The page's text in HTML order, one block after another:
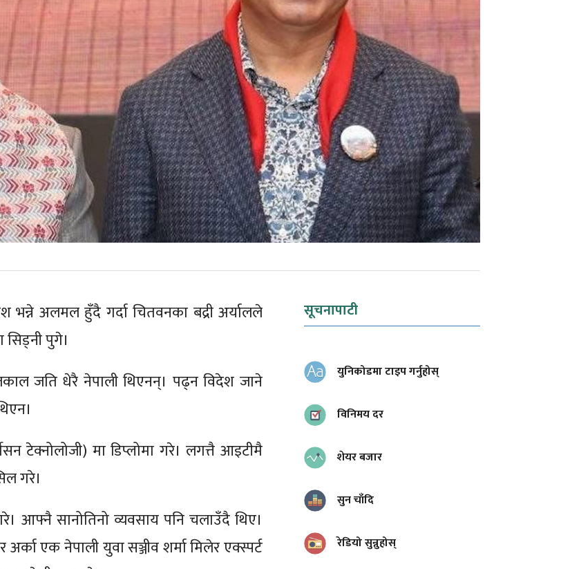
अलमल हुँदै गर्दा चितवनका बद्री अर्यालले
सिड्नी पुगे।
जति धेरै नेपाली थिएनन्। पढ्न विदेश जाने
टेक्नोलोजी) मा डिप्लोमा गरे। लगत्तै आइटीमै
गरे।
आफ्नै सानोतिनो व्यवसाय पनि चलाउँदै थिए।
अर्का एक नेपाली युवा सञ्जीव शर्मा मिलेर एक्स्पर्ट
सूचनापाटी
युनिकोडमा टाइप गर्नुहोस्
विनिमय दर
शेयर बजार
सुन चाँदि
रेडियो सुन्नुहोस्